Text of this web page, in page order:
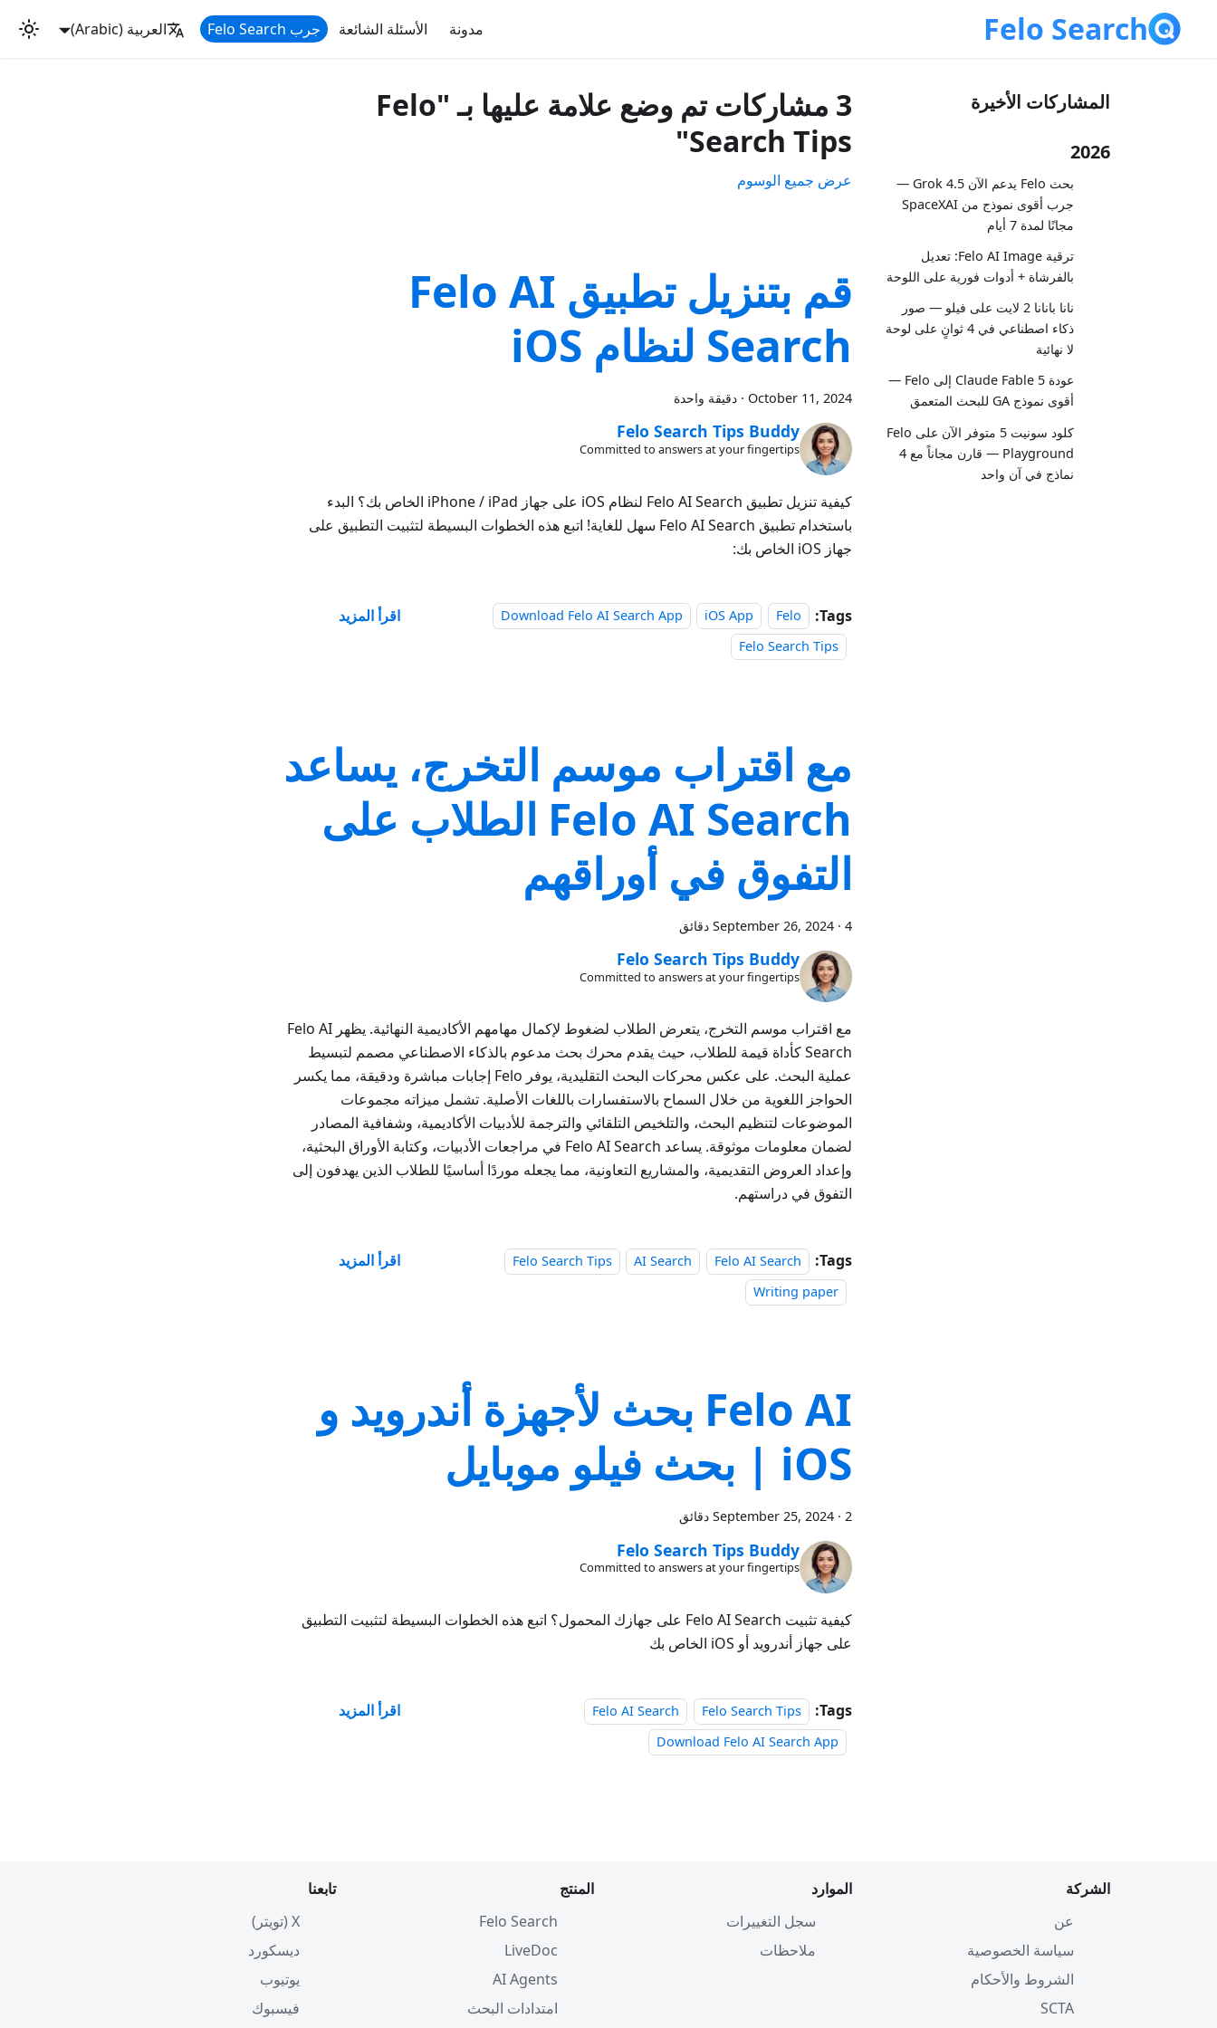
Felo Search مدونة الأسئلة الشائعة جرب Felo Search العربية (Arabic)
المشاركات الأخيرة
2026
بحث Felo يدعم الآن Grok 4.5 —
جرب أقوى نموذج من SpaceXAI
مجانًا لمدة 7 أيام
ترقية Felo AI Image: تعديل
بالفرشاة + أدوات فورية على اللوحة
نانا بانانا 2 لايت على فيلو — صور
ذكاء اصطناعي في 4 ثوانٍ على لوحة
لا نهائية
عودة Claude Fable 5 إلى Felo —
أقوى نموذج GA للبحث المتعمق
كلود سونيت 5 متوفر الآن على Felo
Playground — قارن مجاناً مع 4
نماذج في آن واحد
3 مشاركات تم وضع علامة عليها بـ "Felo
Search Tips"
عرض جميع الوسوم
قم بتنزيل تطبيق Felo AI
Search لنظام iOS
October 11, 2024
· دقيقة واحدة
Felo Search Tips Buddy
Committed to answers at your fingertips
كيفية تنزيل تطبيق Felo AI Search لنظام iOS على جهاز iPhone / iPad الخاص بك؟ البدء
باستخدام تطبيق Felo AI Search سهل للغاية! اتبع هذه الخطوات البسيطة لتثبيت التطبيق على
جهاز iOS الخاص بك:
Tags:
Felo
iOS App
Download Felo AI Search App
Felo Search Tips
اقرأ المزيد
مع اقتراب موسم التخرج، يساعد
Felo AI Search الطلاب على
التفوق في أوراقهم
September 26, 2024 · 4 دقائق
Felo Search Tips Buddy
Committed to answers at your fingertips
مع اقتراب موسم التخرج، يتعرض الطلاب لضغوط لإكمال مهامهم الأكاديمية النهائية. يظهر Felo AI
Search كأداة قيمة للطلاب، حيث يقدم محرك بحث مدعوم بالذكاء الاصطناعي مصمم لتبسيط
عملية البحث. على عكس محركات البحث التقليدية، يوفر Felo إجابات مباشرة ودقيقة، مما يكسر
الحواجز اللغوية من خلال السماح بالاستفسارات باللغات الأصلية. تشمل ميزاته مجموعات
الموضوعات لتنظيم البحث، والتلخيص التلقائي والترجمة للأدبيات الأكاديمية، وشفافية المصادر
لضمان معلومات موثوقة. يساعد Felo AI Search في مراجعات الأدبيات، وكتابة الأوراق البحثية،
وإعداد العروض التقديمية، والمشاريع التعاونية، مما يجعله موردًا أساسيًا للطلاب الذين يهدفون إلى
التفوق في دراستهم.
Tags:
Felo AI Search
AI Search
Felo Search Tips
Writing paper
اقرأ المزيد
Felo AI بحث لأجهزة أندرويد و
iOS | بحث فيلو موبايل
September 25, 2024 · 2 دقائق
Felo Search Tips Buddy
Committed to answers at your fingertips
كيفية تثبيت Felo AI Search على جهازك المحمول؟ اتبع هذه الخطوات البسيطة لتثبيت التطبيق
على جهاز أندرويد أو iOS الخاص بك
Tags:
Felo Search Tips
Felo AI Search
Download Felo AI Search App
اقرأ المزيد
الشركة
عن
سياسة الخصوصية
الشروط والأحكام
SCTA
الموارد
سجل التغييرات
ملاحظات
المنتج
Felo Search
LiveDoc
AI Agents
امتدادات البحث
تابعنا
X (تويتر)
ديسكورد
يوتيوب
فيسبوك